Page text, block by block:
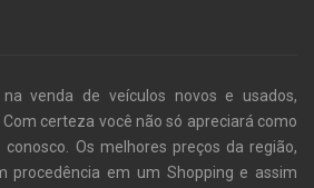
venda de veículos novos e usados,
certeza você não só apreciará como
Os melhores preços da região,
procedência em um Shopping e assim